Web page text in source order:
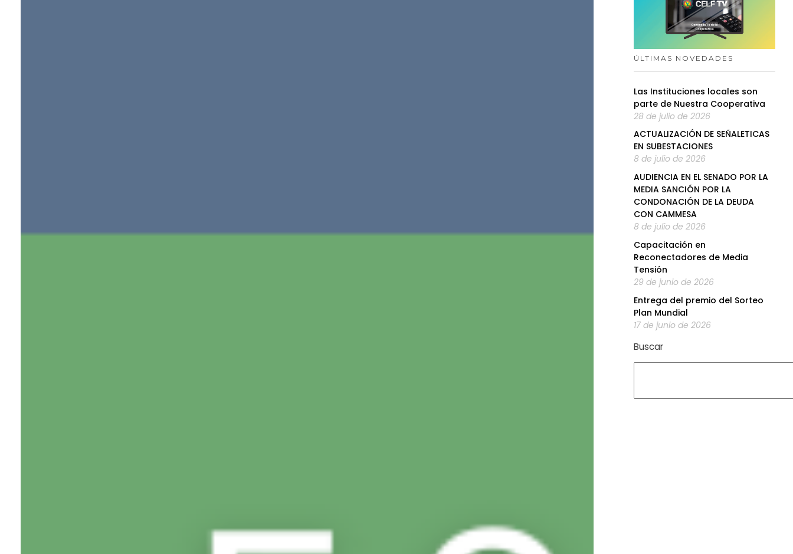
ÚLTIMAS NOVEDADES
Las Instituciones locales son
parte de Nuestra Cooperativa
28 de julio de 2026
ACTUALIZACIÓN DE SEÑALETICAS
EN SUBESTACIONES
8 de julio de 2026
AUDIENCIA EN EL SENADO POR LA
MEDIA SANCIÓN POR LA
CONDONACIÓN DE LA DEUDA
CON CAMMESA
8 de julio de 2026
Capacitación en
Reconectadores de Media
Tensión
29 de junio de 2026
Entrega del premio del Sorteo
Plan Mundial
17 de junio de 2026
Buscar